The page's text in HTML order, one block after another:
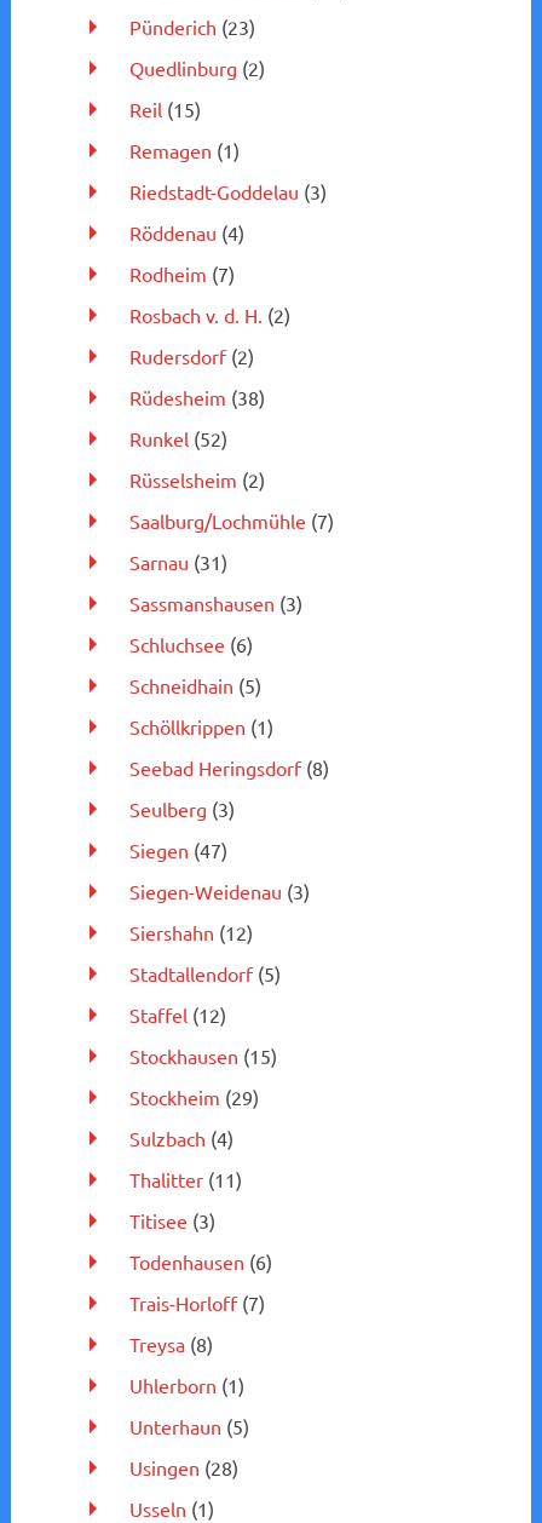
Pünderich (23)
Quedlinburg (2)
Reil(15)
Remagen (1)
Riedstadt-Goddelau (3)
Röddenau (4)
Rodheim (7)
Rosbach v. d. H. (2)
Rudersdorf(2)
Rüdesheim (38)
Runkel(52)
Rüsselsheim (2)
Saalburg/Lochmühle (7)
Sarnau (31)
Sassmanshausen (3)
Schluchsee (6)
Schneidhain (5)
Schöllkrippen (1)
Seebad Heringsdorf(8)
Seulberg (3)
Siegen (47)
Siegen-Weidenau (3)
Siershahn (12)
Stadtallendorf(5)
Staffel(12)
Stockhausen (15)
Stockheim (29)
Sulzbach (4)
Thalitter(11)
Titisee (3)
Todenhausen (6)
Trais-Horloff(7)
Treysa(8)
Uhlerborn (1)
Unterhaun (5)
Usingen (28)
Usseln (1)